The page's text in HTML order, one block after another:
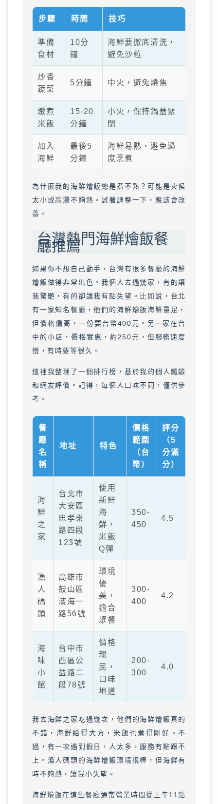
步驟 時間 技巧
準備
食材
10分
鐘
海鮮要徹底清洗，
避免沙粒
炒香
蔬菜
5分鐘 中火，避免燒焦
燉煮
米飯
15-20
分鐘
小火，保持鍋蓋緊
閉
加入
海鮮
最後5
分鐘
海鮮易熟，避免過
度烹煮
為什麼我的海鮮燴飯總是煮不熟？可能是火候
太小或高湯不夠熱。試著調整一下，應該會改
善。
台灣熱門海鮮燴飯餐
廳推薦
如果你不想自己動手，台灣有很多餐廳的海鮮
燴飯做得非常出色。我個人去過幾家，有的讓
我驚艷，有的卻讓我有點失望。比如說，台北
有一家知名餐廳，他們的海鮮燴飯海鮮量足，
但價格偏高，一份要台幣400元。另一家在台
中的小店，價格實惠，約250元，但服務速度
慢，有時要等很久。
這裡我整理了一個排行榜，基於我的個人體驗
和網友評價。記得，每個人口味不同，僅供參
考。
餐
廳
名
稱
地址 特色
價格
範圍
（台
幣）
評分
（5
分滿
分）
海
鮮
之
家
台北市
大安區
忠孝東
路四段
123號
使用
新鮮
海
鮮，
米飯
Q彈
350-
450
4.5
漁
人
碼
頭
高雄市
鼓山區
濱海一
路56號
環境
優
美，
適合
聚餐
300-
400
4.2
海
味
小
館
台中市
西區公
益路二
段78號
價格
親
民，
口味
地道
200-
300
4.0
我去海鮮之家吃過幾次，他們的海鮮燴飯真的
不錯，海鮮給得大方，米飯也煮得剛好。不
過，有一次遇到假日，人太多，服務有點跟不
上。漁人碼頭的海鮮燴飯環境很棒，但海鮮有
時不夠熱，讓我小失望。
海鮮燴飯在這些餐廳通常營業時間從上午11點